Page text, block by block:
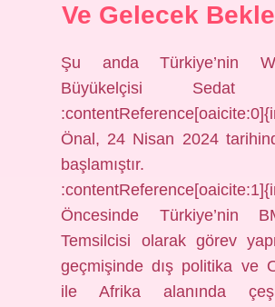
Ve Gelecek
Şu anda Türkiye’nin
Büyükelçisi Sedat
Önal, 24 Nisan 2024
başlamıştır.
Öncesinde Türkiye’nin
Temsilcisi olarak görev
geçmişinde dış politika ve
ile Afrika alanında